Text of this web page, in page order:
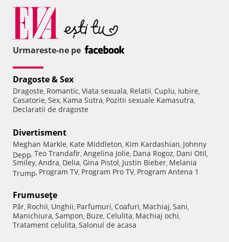
Urmareste-ne pe
Dragoste & Sex
Dragoste, Romantic, Viata sexuala, Relatii, Cuplu, Iubire,
Casatorie, Sex, Kama Sutra, Pozitii sexuale Kamasutra,
Declaratii de dragoste
Divertisment
Meghan Markle, Kate Middleton, Kim Kardashian, Johnny
Depp, Teo Trandafir, Angelina Jolie, Dana Rogoz, Dani Otil,
Smiley, Andra, Delia, Gina Pistol, Justin Bieber, Melania
Trump, Program TV, Program Pro TV, Program Antena 1
Frumuseţe
Păr, Rochii, Unghii, Parfumuri, Coafuri, Machiaj, Sani,
Manichiura, Sampon, Buze, Celulita, Machiaj ochi,
Tratament celulita, Salonul de acasa